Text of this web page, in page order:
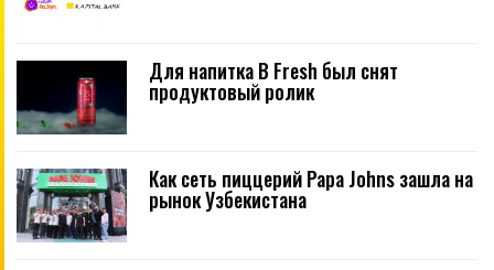
Для напитка B Fresh был снят
продуктовый ролик
Как сеть пиццерий Papa Johns зашла на
рынок Узбекистана